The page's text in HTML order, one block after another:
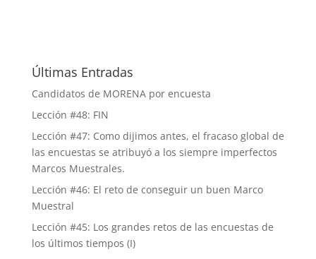
Últimas Entradas
Candidatos de MORENA por encuesta
Lección #48: FIN
Lección #47: Como dijimos antes, el fracaso global de
las encuestas se atribuyó a los siempre imperfectos
Marcos Muestrales.
Lección #46: El reto de conseguir un buen Marco
Muestral
Lección #45: Los grandes retos de las encuestas de
los últimos tiempos (I)